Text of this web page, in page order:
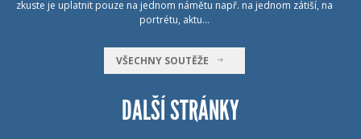
zkuste je uplatnit pouze na jednom námětu např. na jednom zátiší, na
portrétu, aktu…
VŠECHNY SOUTĚŽE
DALŠÍ STRÁNKY